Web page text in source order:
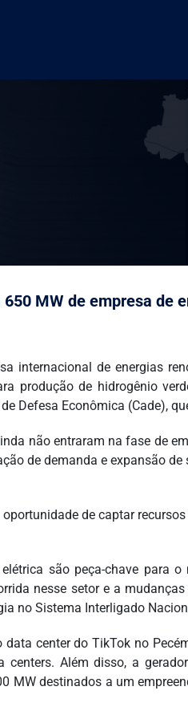
MW de empresa de
internacional de energias
produção de hidrogênio
Defesa Econômica (Cade),
não entraram na fase de
de demanda e expansão de
de captar
são peça-chave para
nesse setor e a
no Sistema Interligado
center do TikTok no
Além disso, a
MW destinados a um